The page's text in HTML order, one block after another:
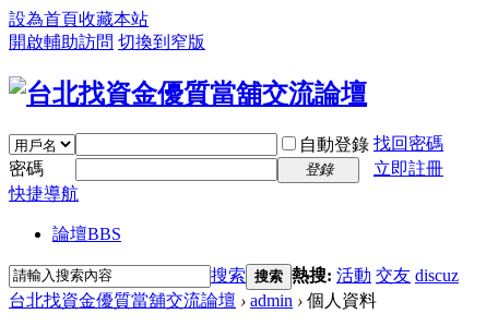
設為首頁收藏本站
開啟輔助訪問 切換到窄版
自動登錄 找回密碼
密碼
登錄
立即註冊
快捷導航
論壇BBS
搜索 搜索 熱搜: 活動 交友 discuz
台北找資金優質當舖交流論壇 › admin › 個人資料